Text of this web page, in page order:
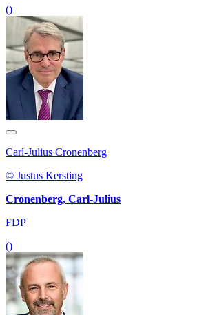
()
Carl-Julius Cronenberg
© Justus Kersting
Cronenberg, Carl-Julius
FDP
()